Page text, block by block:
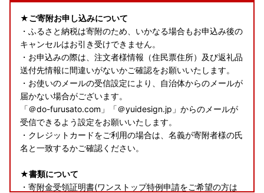
★ご寄附お申し込みについて
・ふるさと納税は寄附のため、いかなる場合もお申込み後の
キャンセルはお引き受けできません。
・お申込みの際は、注文者様情報（住民票住所）及び返礼品
送付先情報に間違いがないかご確認をお願いいたします。
・お使いのメールの受信設定により、自治体からのメールが
届かない場合がございます。
「＠do-furusato.com」「＠yuidesign.jp」からのメールが
受信できるよう設定をお願いいたします。
・クレジットカードをご利用の場合は、名義が寄附者様の氏
名と一致するかご確認ください。
★書類について
・寄附金受領証明書(ワンストップ特例申請をご希望の方は